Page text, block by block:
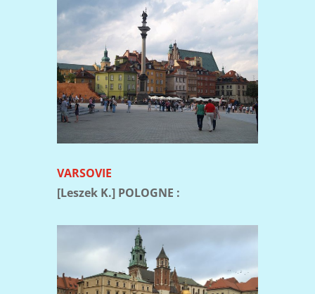
VARSOVIE
[Leszek K.] POLOGNE :